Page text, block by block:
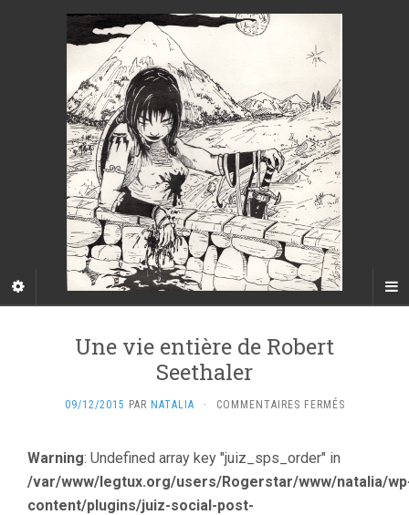
Une vie entière de Robert
Seethaler
09/12/2015 PAR NATALIA · COMMENTAIRES FERMÉSSUR
ROBERT
Warning: Undefined array key "juiz_sps_order" in
/var/www/legtux.org/users/Rogerstar/www/natalia/
content/plugins/juiz-social-post-